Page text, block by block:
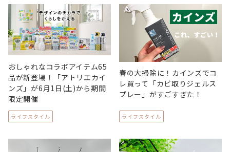
おしゃれなコラボアイテム65
品が新登場！「アトリエカイ
ンズ」が6月1日(土)から期間
限定開催
ライフスタイル
春の大掃除に！カインズでコ
レ買って「カビ取りジェルス
プレー」がすごすぎた！
ライフスタイル